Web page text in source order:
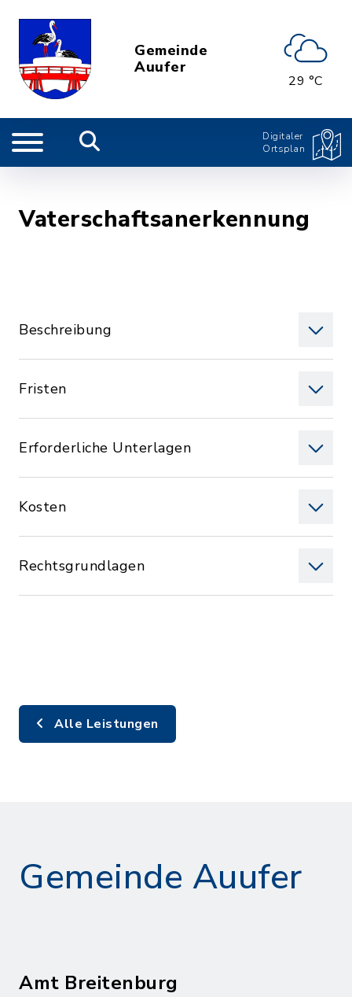
Gemeinde
Auufer
29 °C
Digitaler
Ortsplan
Vaterschaftsanerkennung
Beschreibung
Fristen
Erforderliche Unterlagen
Kosten
Rechtsgrundlagen
Alle Leistungen
Gemeinde Auufer
Amt Breitenburg